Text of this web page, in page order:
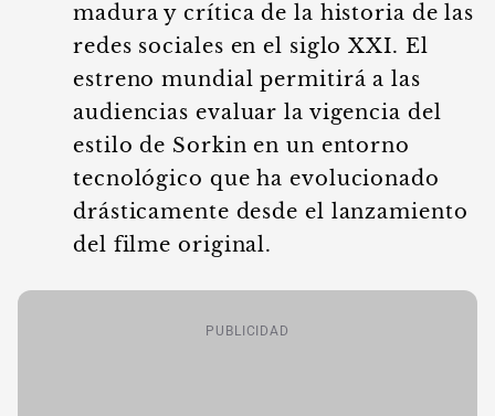
madura y crítica de la historia de las
redes sociales en el siglo XXI. El
estreno mundial permitirá a las
audiencias evaluar la vigencia del
estilo de Sorkin en un entorno
tecnológico que ha evolucionado
drásticamente desde el lanzamiento
del filme original.
PUBLICIDAD